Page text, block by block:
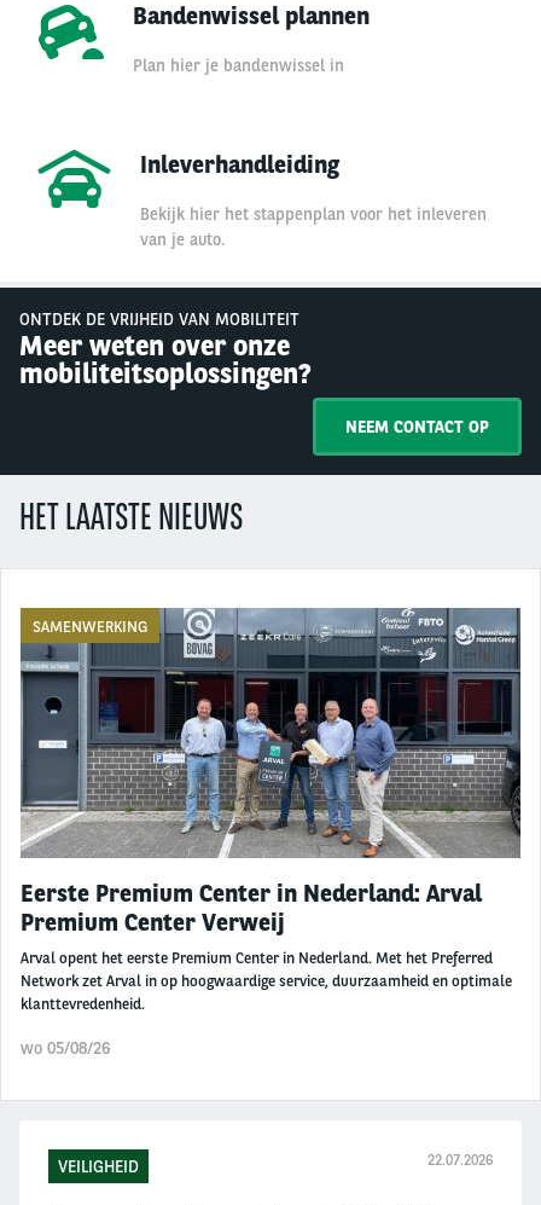
Bandenwissel plannen
Plan hier je bandenwissel in
Inleverhandleiding
Bekijk hier het stappenplan voor het inleveren
van je auto.
ONTDEK DE VRIJHEID VAN MOBILITEIT
Meer weten over onze
mobiliteitsoplossingen?
NEEM CONTACT OP
HET LAATSTE NIEUWS
SAMENWERKING
Eerste Premium Center in Nederland: Arval
Premium Center Verweij
Arval opent het eerste Premium Center in Nederland. Met het Preferred
Network zet Arval in op hoogwaardige service, duurzaamheid en optimale
klanttevredenheid.
wo 05/08/26
VEILIGHEID 22.07.2026